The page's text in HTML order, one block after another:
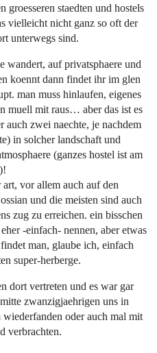
groesseren staedten und hostels
vielleicht nicht ganz so oft der
unterwegs sind.
wandert, auf privatsphaere und
koennt dann findet ihr im glen
man muss hinlaufen, eigenes
muell mit raus… aber das ist es
auch zwei naechte, je nachdem
in solcher landschaft und
(ganzes hostel ist am
vor allem auch auf den
und die meisten sind auch
zug zu erreichen. ein bisschen
-einfach- nennen, aber etwas
man, glaube ich, einfach
super-herberge.
dort vertreten und es war gar
zwanzigjaehrigen uns in
oder auch mal mit
verbrachten.